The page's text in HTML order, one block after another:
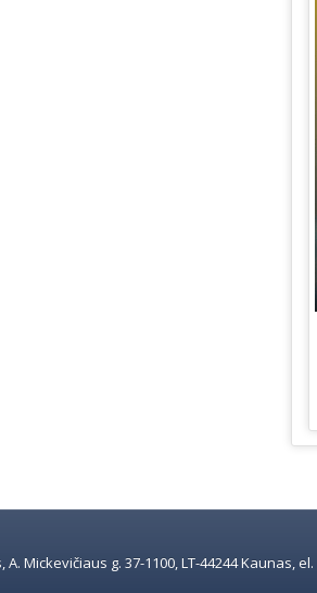
g. 37-1100, LT-44244 Kaunas,